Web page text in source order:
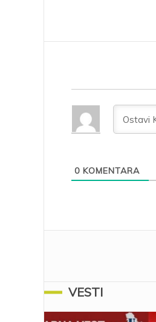
0 KOMENTARA
VESTI